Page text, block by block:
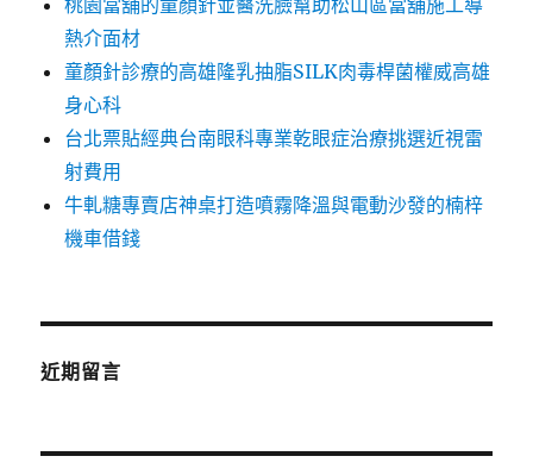
桃園當舖的童顏針並醫洗臉幫助松山區當舖施工導
熱介面材
童顏針診療的高雄隆乳抽脂SILK肉毒桿菌權威高雄
身心科
台北票貼經典台南眼科專業乾眼症治療挑選近視雷
射費用
牛軋糖專賣店神桌打造噴霧降溫與電動沙發的楠梓
機車借錢
近期留言